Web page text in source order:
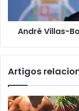
André Villas-
Artigos